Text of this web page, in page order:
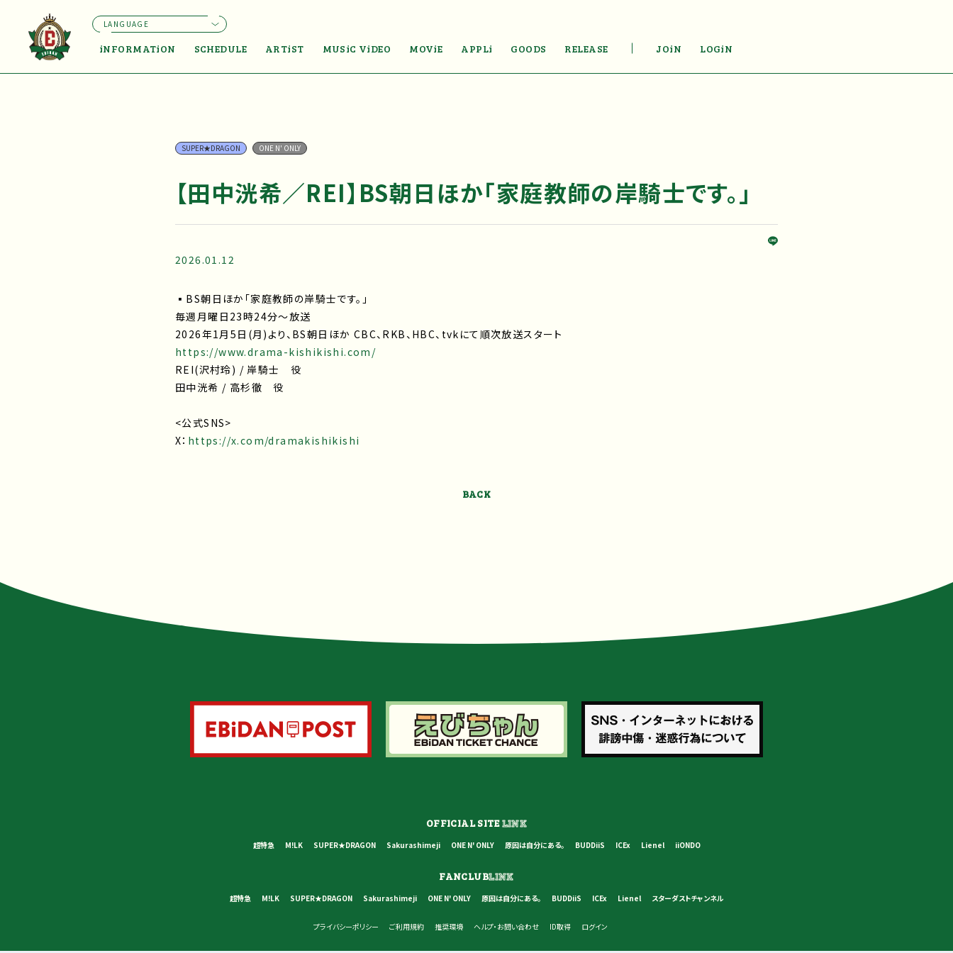
iNFORMATiON SCHEDULE ARTiST MUSiC ViDEO MOViE APPLi GOODS RELEASE JOiN LOGiN
LANGUAGE
SUPER★DRAGON ONE N' ONLY
【田中洸希／REI】BS朝日ほか「家庭教師の岸騎士です。」
2026.01.12
▪BS朝日ほか「家庭教師の岸騎士です。」
毎週月曜日23時24分～放送
2026年1月5日(月)より、BS朝日ほか CBC、RKB、HBC、tvkにて順次放送スタート
https://www.drama-kishikishi.com/
REI(沢村玲) / 岸騎士 役
田中洸希 / 高杉徹 役
<公式SNS>
X： https://x.com/dramakishikishi
BACK
OFFICIAL SITELINK
超特急 M!LK SUPER★DRAGON Sakurashimeji ONE N' ONLY 原因は自分にある。 BUDDiiS ICEx Lienel iiONDO
FANCLUBLINK
超特急 M!LK SUPER★DRAGON Sakurashimeji ONE N' ONLY 原因は自分にある。 BUDDiiS ICEx Lienel スターダストチャンネル
プライバシーポリシー ご利用規約 推奨環境 ヘルプ・お問い合わせ ID取得 ログイン